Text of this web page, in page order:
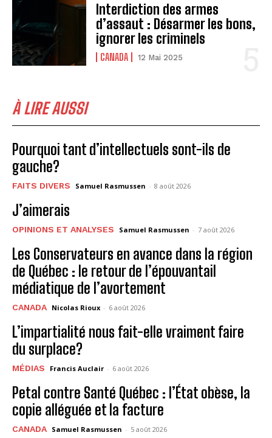
Interdiction des armes
d’assaut : Désarmer les bons,
ignorer les criminels
CANADA 12 Mai 2025
À LIRE AUSSI
Pourquoi tant d’intellectuels sont-ils de
gauche?
FAITS DIVERS Samuel Rasmussen - 8 août 2026
J’aimerais
OPINIONS ET ANALYSES Samuel Rasmussen - 7 août 2026
Les Conservateurs en avance dans la région
de Québec : le retour de l’épouvantail
médiatique de l’avortement
CANADA Nicolas Rioux - 6 août 2026
L’impartialité nous fait-elle vraiment faire
du surplace?
MÉDIAS Francis Auclair - 6 août 2026
Petal contre Santé Québec : l’État obèse, la
copie alléguée et la facture
CANADA Samuel Rasmussen - 5 août 2026